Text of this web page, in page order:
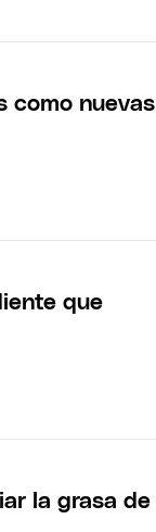
como nuevas
que
la grasa de